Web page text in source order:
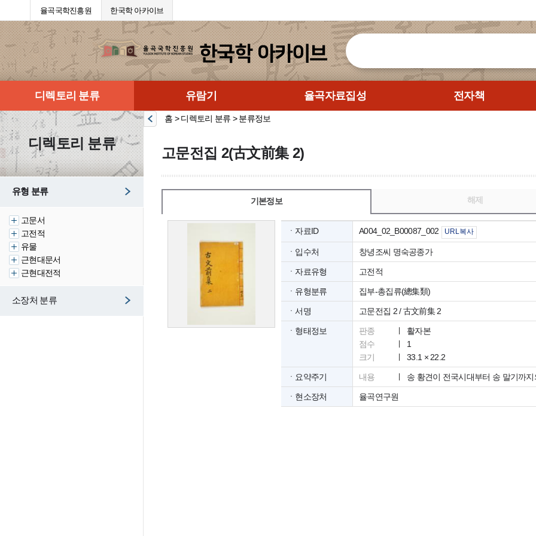
율곡국학진흥원 한국학 아카이브
디렉토리 분류 유람기 율곡자료집성 전자책
디렉토리 분류
유형 분류
고문서
고전적
유물
근현대문서
근현대전적
소장처 분류
홈 > 디렉토리 분류 > 분류정보
고문전집 2(古文前集 2)
기본정보 해제
ㆍ자료ID A004_02_B00087_002 URL복사
ㆍ입수처 창녕조씨 명숙공종가
ㆍ자료유형 고전적
ㆍ유형분류 집부-총집류(總集類)
ㆍ서명 고문전집 2 / 古文前集 2
ㆍ형태정보 판종
활자본
점수
1
크기
33.1 × 22.2
ㆍ요약주기 내용 송 황견이 전국시대부터 송 말기까
ㆍ현소장처 율곡연구원